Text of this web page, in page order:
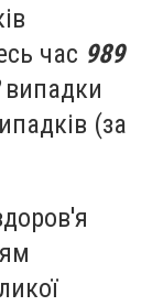
час 989
випадки
(за